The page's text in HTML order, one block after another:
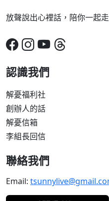
放聲說出心裡話，陪你一起
認識我們
解憂福利社
創辦人的話
解憂信箱
李組長回信
聯絡我們
Email: